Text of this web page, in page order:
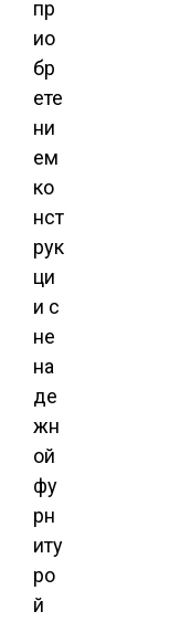
пр
ио
бр
ете
ни
ем
ко
нст
рук
ци
и с
не
на
де
жн
ой
фу
рн
иту
ро
й